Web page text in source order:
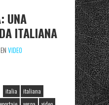
UNA
ITALIANA
VIDEO
italia
italiana